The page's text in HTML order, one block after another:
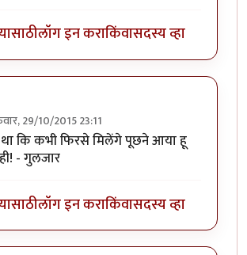
लॉग इन कराकिंवासदस्य व्हा
29/10/2015 23:11
था कि कभी फिरसे मिलेंगे पूछने आया हू
- गुलजार
लॉग इन कराकिंवासदस्य व्हा